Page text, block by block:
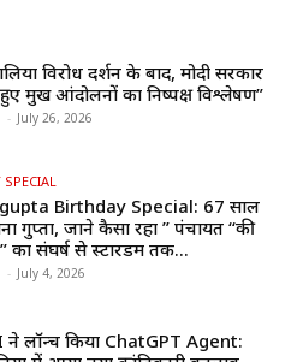
विरोध प्रदर्शन के बाद, मोदी सरकार
प्रमुख आंदोलनों का निष्पक्ष विश्लेषण”
- July 26, 2026
SPECIAL
Birthday Special: 67 साल
गुप्ता, जाने कैसा रहा ” पंचायत “की
का संघर्ष से स्टारडम तक...
- July 4, 2026
लॉन्च किया ChatGPT Agent: